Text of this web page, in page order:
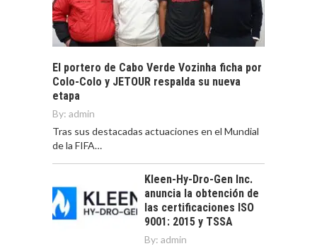
El portero de Cabo Verde Vozinha ficha por
Colo-Colo y JETOUR respalda su nueva
etapa
By: admin
Tras sus destacadas actuaciones en el Mundial
de la FIFA…
Kleen-Hy-Dro-Gen Inc.
anuncia la obtención de
las certificaciones ISO
9001: 2015 y TSSA
By: admin